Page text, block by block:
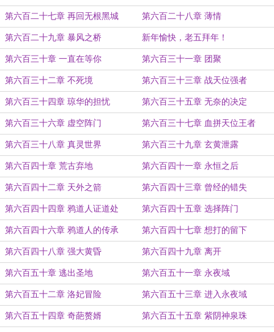
第六百二十七章 再回无根黑城 第六百二十八章 薄情
第六百二十九章 暴风之桥 新年愉快，老五拜年！
第六百三十章 一直在等你 第六百三十一章 团聚
第六百三十二章 不死境 第六百三十三章 战天位强者
第六百三十四章 琼华的担忧 第六百三十五章 无奈的决定
第六百三十六章 虚空阵门 第六百三十七章 血拼天位王者
第六百三十八章 真灵世界 第六百三十九章 玄黄泄露
第六百四十章 荒古弃地 第六百四十一章 永恒之后
第六百四十二章 天外之箭 第六百四十三章 曾经的错失
第六百四十四章 鸦道人证道处 第六百四十五章 选择阵门
第六百四十六章 鸦道人的传承 第六百四十七章 想打的留下
第六百四十八章 强大黄昏 第六百四十九章 离开
第六百五十章 逃出圣地 第六百五十一章 永夜域
第六百五十二章 洛妃冒险 第六百五十三章 进入永夜域
第六百五十四章 奇葩赘婿 第六百五十五章 紫阴神泉珠